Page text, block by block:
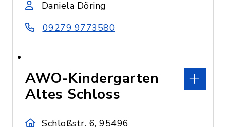
Daniela Döring
09279 9773580
AWO-Kindergarten
Altes Schloss
Schloßstr. 6, 95496